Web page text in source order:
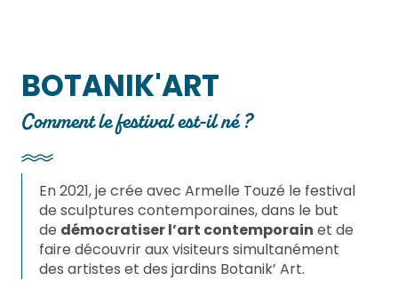
BOTANIK'ART
Comment le festival est-il né ?
En 2021, je crée avec Armelle Touzé le festival
de sculptures contemporaines, dans le but
de démocratiser l’art contemporain et de
faire découvrir aux visiteurs simultanément
des artistes et des jardins Botanik’ Art.